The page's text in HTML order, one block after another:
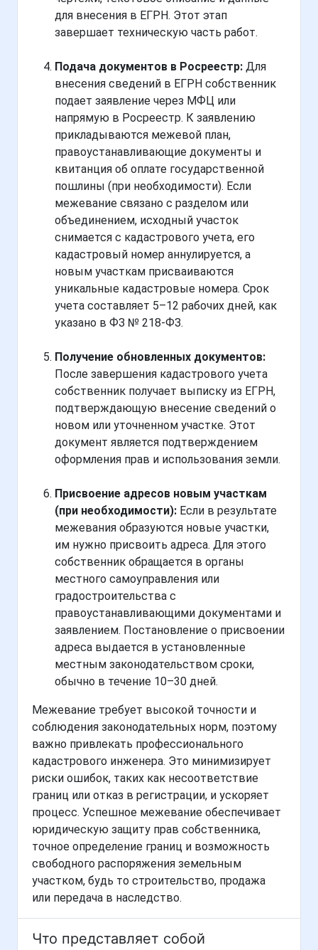
для внесения в ЕГРН. Этот этап
завершает техническую часть работ.
Подача документов в Росреестр: Для
внесения сведений в ЕГРН собственник
подает заявление через МФЦ или
напрямую в Росреестр. К заявлению
прикладываются межевой план,
правоустанавливающие документы и
квитанция об оплате государственной
пошлины (при необходимости). Если
межевание связано с разделом или
объединением, исходный участок
снимается с кадастрового учета, его
кадастровый номер аннулируется, а
новым участкам присваиваются
уникальные кадастровые номера. Срок
учета составляет 5–12 рабочих дней, как
указано в ФЗ № 218-ФЗ.
Получение обновленных документов:
После завершения кадастрового учета
собственник получает выписку из ЕГРН,
подтверждающую внесение сведений о
новом или уточненном участке. Этот
документ является подтверждением
оформления прав и использования земли.
Присвоение адресов новым участкам
(при необходимости): Если в результате
межевания образуются новые участки,
им нужно присвоить адреса. Для этого
собственник обращается в органы
местного самоуправления или
градостроительства с
правоустанавливающими документами и
заявлением. Постановление о присвоении
адреса выдается в установленные
местным законодательством сроки,
обычно в течение 10–30 дней.
Межевание требует высокой точности и
соблюдения законодательных норм, поэтому
важно привлекать профессионального
кадастрового инженера. Это минимизирует
риски ошибок, таких как несоответствие
границ или отказ в регистрации, и ускоряет
процесс. Успешное межевание обеспечивает
юридическую защиту прав собственника,
точное определение границ и возможность
свободного распоряжения земельным
участком, будь то строительство, продажа
или передача в наследство.
Что представляет собой